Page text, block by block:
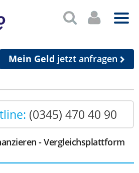
Mein Geld jetzt anfragen
(0345) 470 40 90
- Vergleichsplattform